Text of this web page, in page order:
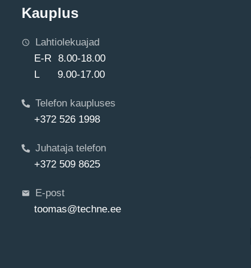
Kauplus
Lahtiolekuajad
E-R 8.00-18.00
L 9.00-17.00
Telefon kaupluses
+372 526 1998
Juhataja telefon
+372 509 8625
E-post
toomas@techne.ee